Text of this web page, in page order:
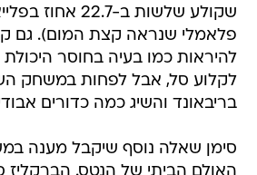
שקולע שלשות ב-
פלאמלי שנראה קצת המום). גם
להיראות כמו בעיה בחוסר
לקלוע סל, אבל לפחות במשחק
בריבאונד והשיג כמה כדורים
סימן שאלה נוסף שיקבל מענה